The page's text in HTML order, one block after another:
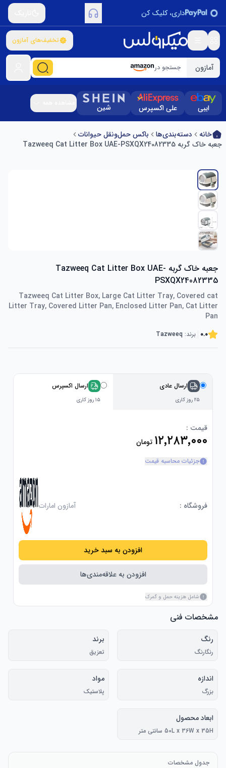
داری، کلیک کن
تخفیف‌های آمازون
آمازون جستجو در
ایبی علی اکسپرس شین
خانه دسته‌بندی‌ها
باکس حمل‌ونقل حیوانات
جعبه خاک گربه Tazweeq Cat Litter Box UAE-PSXQX24082335
جعبه خاک گربه Tazweeq Cat Litter Box UAE-
PSXQX24082335
Tazweeq Cat Litter Box, Large Cat Litter Tray, Covered cat
Litter Tray, Covered Litter Pan, Enclosed Litter Pan, Cat Litter
Pan
0.0 برند: Tazweeq
ارسال عادی
۲۵ روز کاری
ارسال اکسپرس
۱۵ روز کاری
قیمت :
۱۲٬۲۸۳٬۰۰۰ تومان
جزئیات محاسبه قیمت
فروشگاه : آمازون امارات
افزودن به سبد خرید
افزودن به علاقه‌مندی‌ها
شامل هزینه حمل و گمرک
مشخصات فنی
رنگ
رنگارنگ
برند
تعزیق
اندازه
بزرگ
مواد
پلاستیک
ابعاد محصول
50L x 36W x 35H سانتی متر
جدول مشخصات